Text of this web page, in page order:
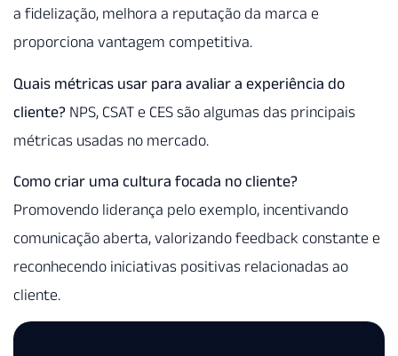
a fidelização, melhora a reputação da marca e
proporciona vantagem competitiva.
Quais métricas usar para avaliar a experiência do
cliente? NPS, CSAT e CES são algumas das principais
métricas usadas no mercado.
Como criar uma cultura focada no cliente?
Promovendo liderança pelo exemplo, incentivando
comunicação aberta, valorizando feedback constante e
reconhecendo iniciativas positivas relacionadas ao
cliente.